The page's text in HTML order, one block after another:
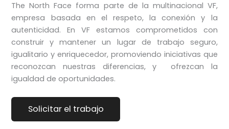
The North Face forma parte de la multinacional VF,
empresa basada en el respeto, la conexión y la
autenticidad. En VF estamos comprometidos con
construir y mantener un lugar de trabajo seguro,
igualitario y enriquecedor, promoviendo iniciativas que
reconozcan nuestras diferencias, y ofrezcan la
igualdad de oportunidades.